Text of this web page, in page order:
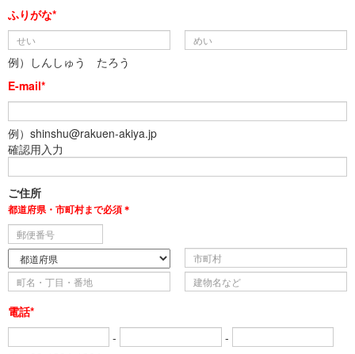
ふりがな*
例）しんしゅう たろう
E-mail*
例）shinshu@rakuen-akiya.jp
確認用入力
ご住所
都道府県・市町村まで必須＊
電話*
-
-